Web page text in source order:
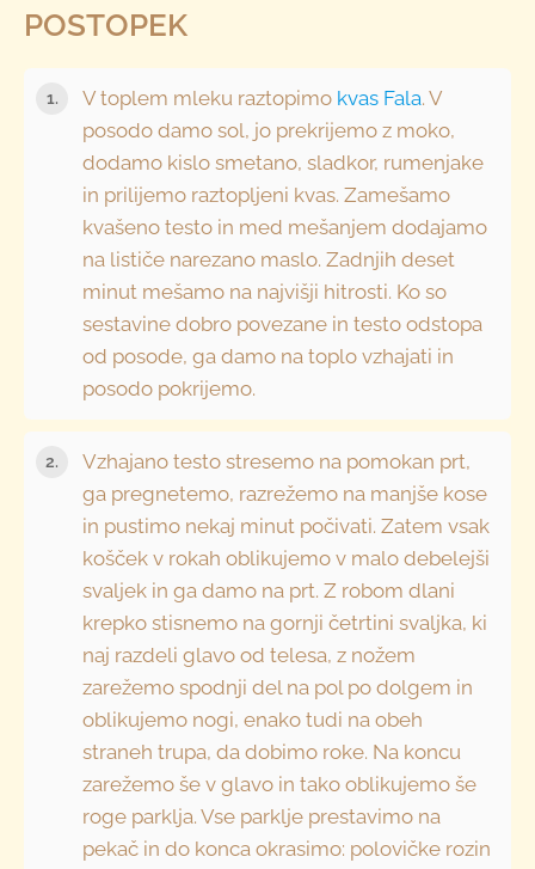
POSTOPEK
V toplem mleku raztopimo kvas Fala. V
posodo damo sol, jo prekrijemo z moko,
dodamo kislo smetano, sladkor, rumenjake
in prilijemo raztopljeni kvas. Zamešamo
kvašeno testo in med mešanjem dodajamo
na lističe narezano maslo. Zadnjih deset
minut mešamo na najvišji hitrosti. Ko so
sestavine dobro povezane in testo odstopa
od posode, ga damo na toplo vzhajati in
posodo pokrijemo.
Vzhajano testo stresemo na pomokan prt,
ga pregnetemo, razrežemo na manjše kose
in pustimo nekaj minut počivati. Zatem vsak
košček v rokah oblikujemo v malo debelejši
svaljek in ga damo na prt. Z robom dlani
krepko stisnemo na gornji četrtini svaljka, ki
naj razdeli glavo od telesa, z nožem
zarežemo spodnji del na pol po dolgem in
oblikujemo nogi, enako tudi na obeh
straneh trupa, da dobimo roke. Na koncu
zarežemo še v glavo in tako oblikujemo še
roge parklja. Vse parklje prestavimo na
pekač in do konca okrasimo: polovičke rozin